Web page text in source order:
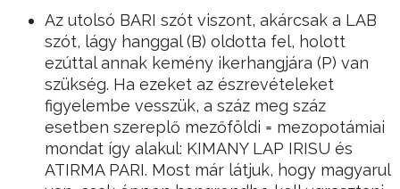
Az utolsó BARI szót viszont, akárcsak a LAB
szót, lágy hanggal (B) oldotta fel, holott
ezúttal annak kemény ikerhangjára (P) van
szükség. Ha ezeket az észrevételeket
figyelembe vesszük, a száz meg száz
esetben szereplő mezőföldi = mezopotámiai
mondat így alakul: KIMANY LAP IRISU és
ATIRMA PARI. Most már látjuk, hogy magyarul